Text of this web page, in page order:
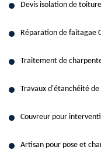
Devis isolation de
Réparation de faitagae
Traitement de
Travaux d'étanchéité
Couvreur pour
Artisan pour pose et